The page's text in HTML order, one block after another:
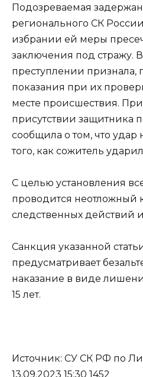
Подозреваемая
регионального СК
избрании ей меры
заключения под стражу.
преступлении признала,
показания при их
месте происшествия.
присутствии защитника
сообщила о том, что удар
того, как сожитель
С целью установления
проводится неотложный
следственных действий
Санкция указанной
предусматривает
наказание в виде
15 лет.
Источник: СУ СК РФ по
13.09.2023 15:30 1452